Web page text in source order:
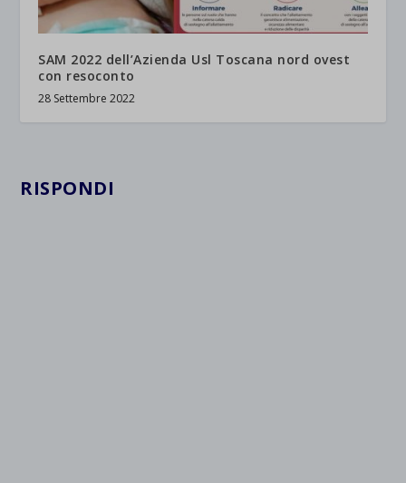
SAM 2022 dell’Azienda Usl Toscana nord ovest
con resoconto
28 Settembre 2022
RISPONDI